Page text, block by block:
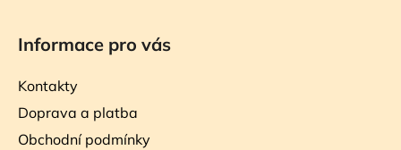
Informace pro vás
Kontakty
Doprava a platba
Obchodní podmínky